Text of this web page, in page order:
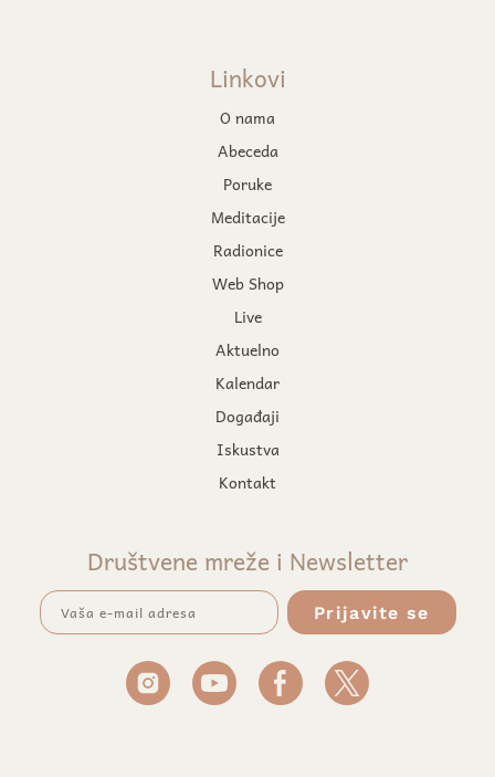
Linkovi
O nama
Abeceda
Poruke
Meditacije
Radionice
Web Shop
Live
Aktuelno
Kalendar
Događaji
Iskustva
Kontakt
Društvene mreže i Newsletter